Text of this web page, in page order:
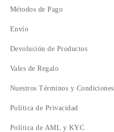
Métodos de Pago
Envío
Devolución de Productos
Vales de Regalo
Nuestros Términos y Condiciones
Política de Privacidad
Política de AML y KYC